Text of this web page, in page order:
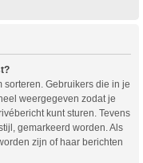
Gebruikers die in je
weergegeven zodat je
kunt sturen. Tevens
gemarkeerd worden. Als
zijn of haar berichten